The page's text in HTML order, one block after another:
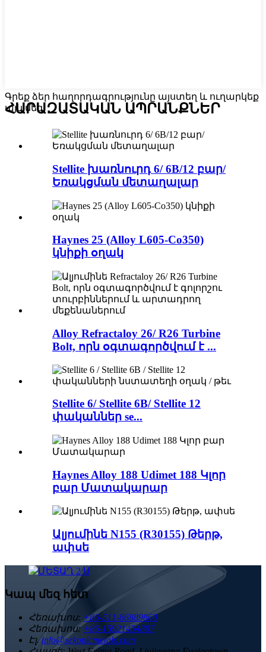
Գրեք ձեր հաղորդագրությունը այստեղ և ուղարկեք
այն մեզ
ՀԱՐԱԶԱՏԱԿԱՆ ԱՊՐԱՆՔՆԵՐ
Stellite խառնուրդ 6/ 6B/12 բար/
Եռակցման մետաղալար
Haynes 25 (Alloy L605-Co350)
կնիքի օղակ
Alloy Refractaloy 26/ R26 Turbine
Bolt, որն օգտագործվում է ...
Stellite 6/ Stellite 6B/ Stellite 12
փականներ se...
Haynes Alloy 188 Udimet 188 Կլոր
բար Մատակարար
Ալյումինե N155 (R30155) Թերթ,
ափսե
Կապ մեզ հետ
Հեռախոս: +86-511-86889860
Հեռախոս: +86-15921454807
Էլ. info@sekonicmetals.com